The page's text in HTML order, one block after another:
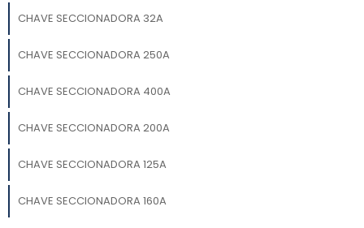
CHAVE SECCIONADORA 32A
CHAVE SECCIONADORA 250A
CHAVE SECCIONADORA 400A
CHAVE SECCIONADORA 200A
CHAVE SECCIONADORA 125A
CHAVE SECCIONADORA 160A